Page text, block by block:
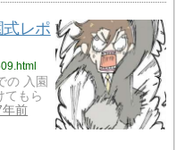
式レポ
の 入園
てもら
年前